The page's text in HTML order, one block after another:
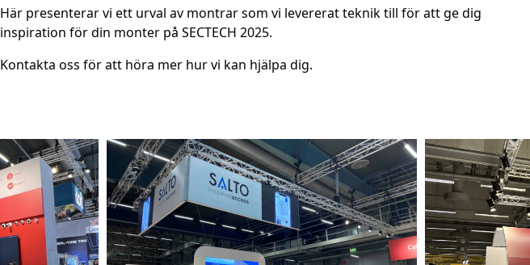
Här presenterar vi ett urval av montrar som vi levererat teknik till för att ge dig
inspiration för din monter på SECTECH 2025.
Kontakta oss för att höra mer hur vi kan hjälpa dig.